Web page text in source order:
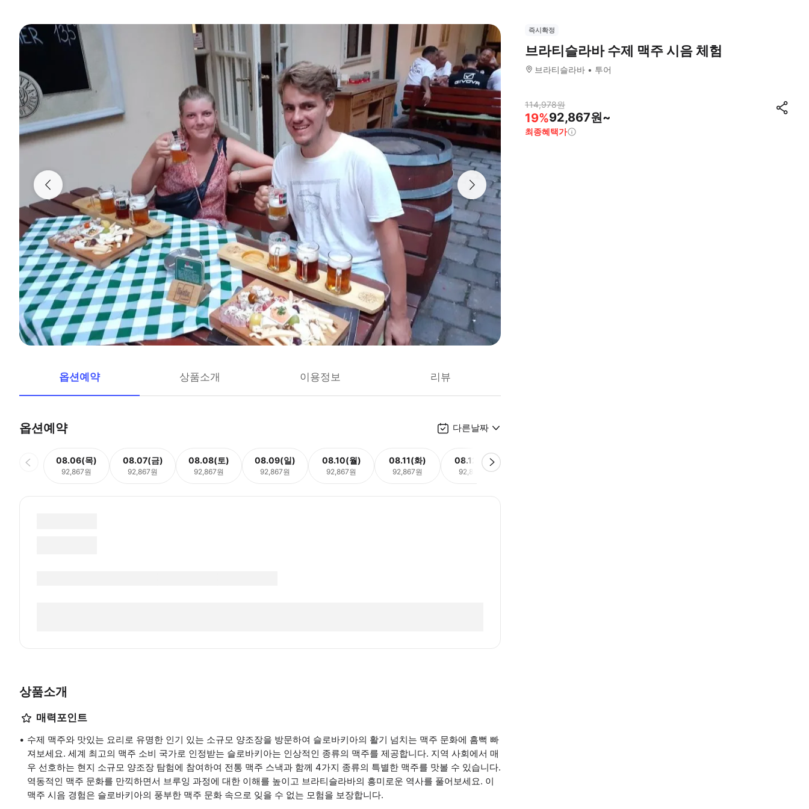
옵션예약 상품소개 이용정보 리뷰
옵션예약 다른날짜
08.06(목)
92,867원
08.07(금)
92,867원
08.08(토)
92,867원
08.09(일)
92,867원
08.10(월)
92,867원
08.11(화)
92,867원
08.12(수)
92,867원
상품소개
매력포인트
수제 맥주와 맛있는 요리로 유명한 인기 있는 소규모 양조장을 방문하여 슬로바키아의 활기 넘치는 맥주 문화에 흠뻑 빠
져보세요. 세계 최고의 맥주 소비 국가로 인정받는 슬로바키아는 인상적인 종류의 맥주를 제공합니다. 지역 사회에서 매
우 선호하는 현지 소규모 양조장 탐험에 참여하여 전통 맥주 스낵과 함께 4가지 종류의 특별한 맥주를 맛볼 수 있습니다.
역동적인 맥주 문화를 만끽하면서 브루잉 과정에 대한 이해를 높이고 브라티슬라바의 흥미로운 역사를 풀어보세요. 이
맥주 시음 경험은 슬로바키아의 풍부한 맥주 문화 속으로 잊을 수 없는 모험을 보장합니다.
즉시확정
브라티슬라바 수제 맥주 시음 체험
브라티슬라바 투어
114,978원
19%92,867원~
최종혜택가